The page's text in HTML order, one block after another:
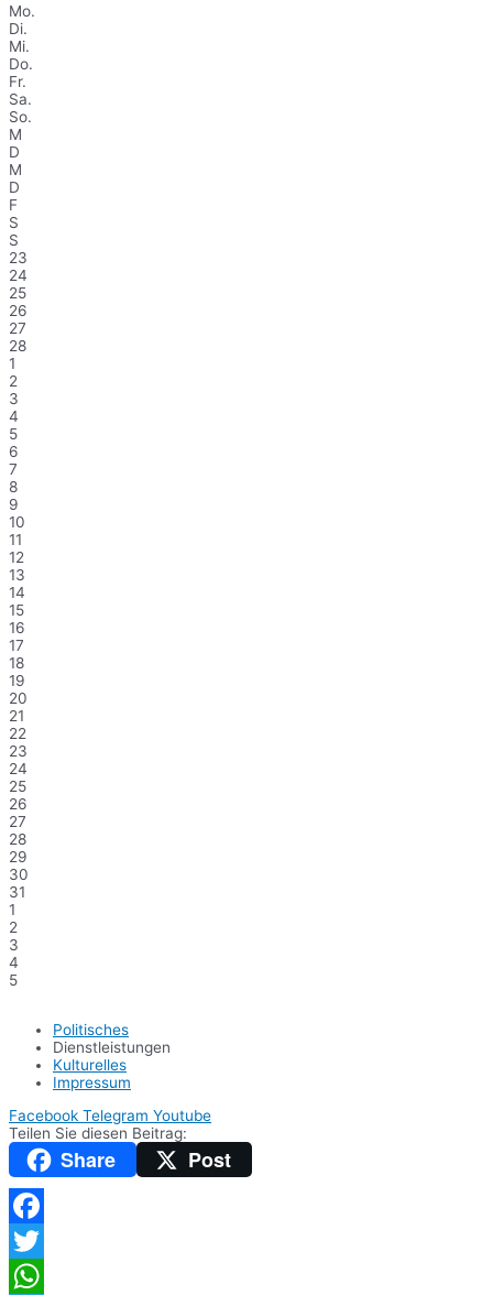
Mo.
Di.
Mi.
Do.
Fr.
Sa.
So.
M
D
M
D
F
S
S
23
24
25
26
27
28
1
2
3
4
5
6
7
8
9
10
11
12
13
14
15
16
17
18
19
20
21
22
23
24
25
26
27
28
29
30
31
1
2
3
4
5
Politisches
Dienstleistungen
Kulturelles
Impressum
Facebook Telegram Youtube
Teilen Sie diesen Beitrag:
Share Post
Facebook
Twitter